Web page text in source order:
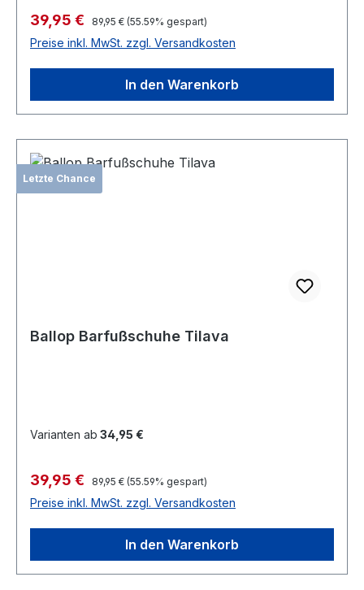
Verkaufspreis:
39,95 € Regulärer Preis:
89,95 € (55.59% gespart)
Preise inkl. MwSt. zzgl. Versandkosten
In den Warenkorb
Letzte Chance
Ballop Barfußschuhe Tilava
Varianten ab 34,95 €
Verkaufspreis:
39,95 € Regulärer Preis:
89,95 € (55.59% gespart)
Preise inkl. MwSt. zzgl. Versandkosten
In den Warenkorb